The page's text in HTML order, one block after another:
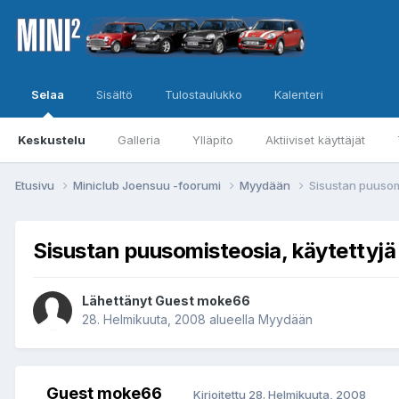
Selaa
Keskustelu Galleria Ylläpito Aktiiviset käyttäjät
Sisältö Tulostaulukko Kalenteri
Etusivu Miniclub Joensuu -foorumi Myydään Sisustan
Sisustan puusomisteosia, käytettyjä
Lähettänyt Guest moke66
28. Helmikuuta, 2008 alueella Myydään
Guest moke66 Kirjoitettu 28. Helmikuuta, 2008